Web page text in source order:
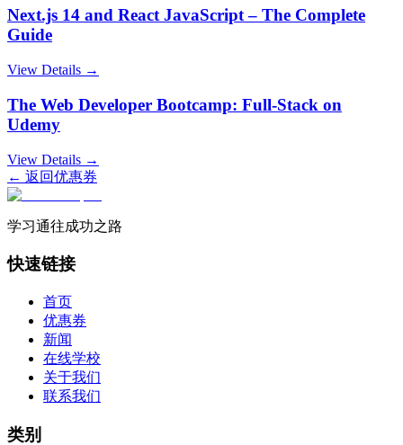
Next.js 14 and React JavaScript – The Complete
Guide
View Details →
The Web Developer Bootcamp: Full-Stack on
Udemy
View Details →
← 返回优惠券
学习通往成功之路
快速链接
首页
优惠券
新闻
在线学校
关于我们
联系我们
类别